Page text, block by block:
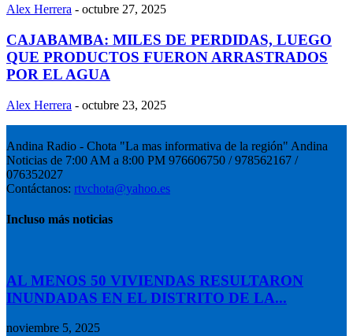
Alex Herrera - octubre 27, 2025
CAJABAMBA: MILES DE PERDIDAS, LUEGO
QUE PRODUCTOS FUERON ARRASTRADOS
POR EL AGUA
Alex Herrera - octubre 23, 2025
Andina Radio - Chota "La mas informativa de la región" Andina
Noticias de 7:00 AM a 8:00 PM 976606750 / 978562167 /
076352027
Contáctanos: rtvchota@yahoo.es
Incluso más noticias
AL MENOS 50 VIVIENDAS RESULTARON
INUNDADAS EN EL DISTRITO DE LA...
noviembre 5, 2025